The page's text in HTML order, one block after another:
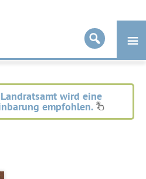
wird eine
empfohlen.